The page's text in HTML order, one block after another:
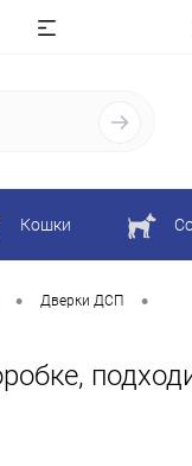
Кошки
• Дверки ДСП •